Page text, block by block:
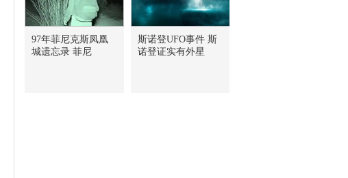
97年菲尼克斯凤凰
城遗忘录 菲尼
斯诺登UFO事件 斯
诺登证实有外星